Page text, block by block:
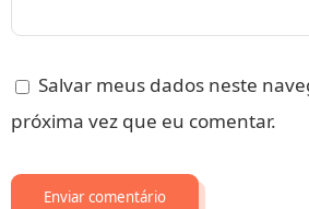
Salvar meus dados neste
próxima vez que eu comentar.